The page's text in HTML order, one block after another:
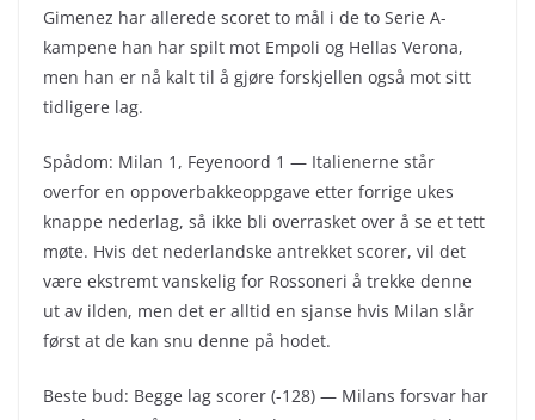
Gimenez har allerede scoret to mål i de to Serie A-
kampene han har spilt mot Empoli og Hellas Verona,
men han er nå kalt til å gjøre forskjellen også mot sitt
tidligere lag.
Spådom: Milan 1, Feyenoord 1 — Italienerne står
overfor en oppoverbakkeoppgave etter forrige ukes
knappe nederlag, så ikke bli overrasket over å se et tett
møte. Hvis det nederlandske antrekket scorer, vil det
være ekstremt vanskelig for Rossoneri å trekke denne
ut av ilden, men det er alltid en sjanse hvis Milan slår
først at de kan snu denne på hodet.
Beste bud: Begge lag scorer (-128) — Milans forsvar har